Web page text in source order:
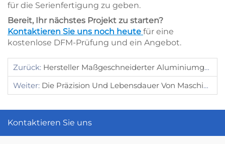
für die Serienfertigung zu geben.
Bereit, Ihr nächstes Projekt zu starten?
Kontaktieren Sie uns noch heute für eine
kostenlose DFM-Prüfung und ein Angebot.
Zurück: Hersteller Maßgeschneiderter Aluminiumgehäuse
Weiter: Die Präzision Und Lebensdauer Von Maschinen Hängen Häufig Von Diesen Beiden Komponenten Ab
Kontaktieren Sie uns